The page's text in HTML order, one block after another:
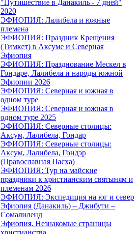
"Путишествие в Данакиль - 7 дней"
2020
ЭФИОПИЯ: Лалибела и южные
племена
ЭФИОПИЯ: Праздник Крещения
(Тимкет) в Аксуме и Северная
Эфиопия
ЭФИОПИЯ: Празднование Мескел в
Гондаре, Лалибела и народы южной
Эфиопии 2026
ЭФИОПИЯ: Северная и южная в
одном туре
ЭФИОПИЯ: Северная и южная в
одном туре 2025
ЭФИОПИЯ: Северные столицы:
Аксум, Лалибела, Гондар
ЭФИОПИЯ: Северные столицы:
Аксум, Лалибела, Гондэр
(Православная Пасха)
ЭФИОПИЯ: Тур на майские
праздники к христианским святыням и
племенам 2026
ЭФИОПИЯ: Экспедиция на юг и север
Эфиопия (Данакиль) – Джибути –
Cомалиленд
Эфиопия. Незнакомые страницы
христианства